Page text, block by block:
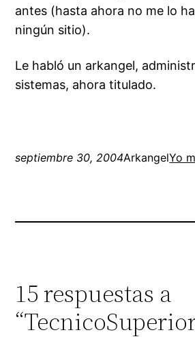
antes (hasta ahora no me lo
ningún sitio).
Le habló un arkangel,
sistemas, ahora titulado.
septiembre 30, 2004ArkangelYo
15 respuestas a